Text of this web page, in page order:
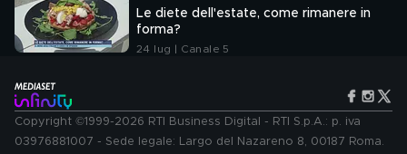
Le diete dell'estate, come rimanere in
forma?
24 lug | Canale 5
Copyright ©1999-2026 RTI Business Digital - RTI S.p.A.: p. iva
03976881007 - Sede legale: Largo del Nazareno 8, 00187 Roma.